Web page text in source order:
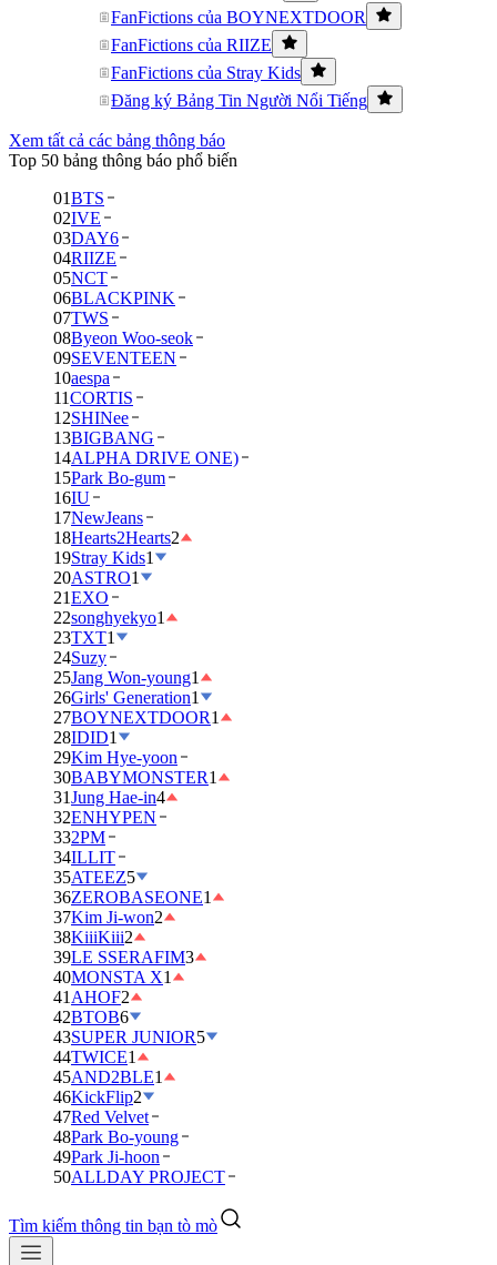
FanFictions của BOYNEXTDOOR
FanFictions của RIIZE
FanFictions của Stray Kids
Đăng ký Bảng Tin Người Nổi Tiếng
Xem tất cả các bảng thông báo
Top 50 bảng thông báo phổ biến
01BTS
02IVE
03DAY6
04RIIZE
05NCT
06BLACKPINK
07TWS
08Byeon Woo-seok
09SEVENTEEN
10aespa
11CORTIS
12SHINee
13BIGBANG
14ALPHA DRIVE ONE)
15Park Bo-gum
16IU
17NewJeans
18Hearts2Hearts2
19Stray Kids1
20ASTRO1
21EXO
22songhyekyo1
23TXT1
24Suzy
25Jang Won-young1
26Girls' Generation1
27BOYNEXTDOOR1
28IDID1
29Kim Hye-yoon
30BABYMONSTER1
31Jung Hae-in4
32ENHYPEN
332PM
34ILLIT
35ATEEZ5
36ZEROBASEONE1
37Kim Ji-won2
38KiiiKiii2
39LE SSERAFIM3
40MONSTA X1
41 AHOF2
42BTOB6
43SUPER JUNIOR5
44TWICE1
45AND2BLE1
46KickFlip2
47Red Velvet
48Park Bo-young
49Park Ji-hoon
50ALLDAY PROJECT
Tìm kiếm thông tin bạn tò mò